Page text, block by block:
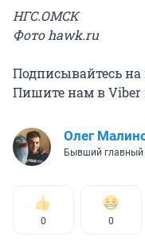
НГС.ОМСК
Фото hawk.ru
Подписывайтесь
Пишите нам в Viber
Олег
Бывший главный
0 0